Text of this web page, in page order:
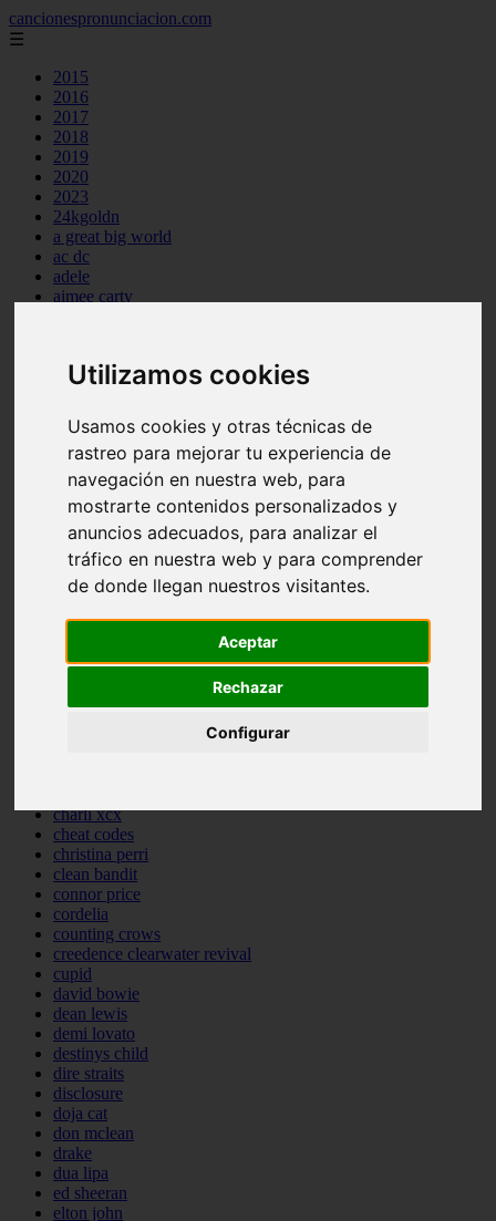
Utilizamos cookies
Usamos cookies y otras técnicas de
rastreo para mejorar tu experiencia de
navegación en nuestra web, para
mostrarte contenidos personalizados y
anuncios adecuados, para analizar el
tráfico en nuestra web y para comprender
de donde llegan nuestros visitantes.
Aceptar
Rechazar
Configurar
cancionespronunciacion.com
☰
2015
2016
2017
2018
2019
2020
2023
24kgoldn
a great big world
ac dc
adele
aimee carty
aretha franklin
ashe
atb
ava max
avicii
backstreet boys
bastille
bebe rexha
benny blanco
benson boone
beyonce
bill withers
bob marley
charli xcx
cheat codes
christina perri
clean bandit
connor price
cordelia
counting crows
creedence clearwater revival
cupid
david bowie
dean lewis
demi lovato
destinys child
dire straits
disclosure
doja cat
don mclean
drake
dua lipa
ed sheeran
elton john